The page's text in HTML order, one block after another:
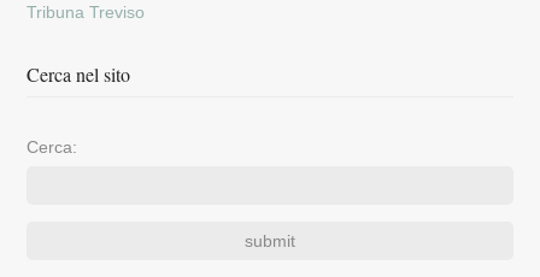
Tribuna Treviso
Cerca nel sito
Cerca: